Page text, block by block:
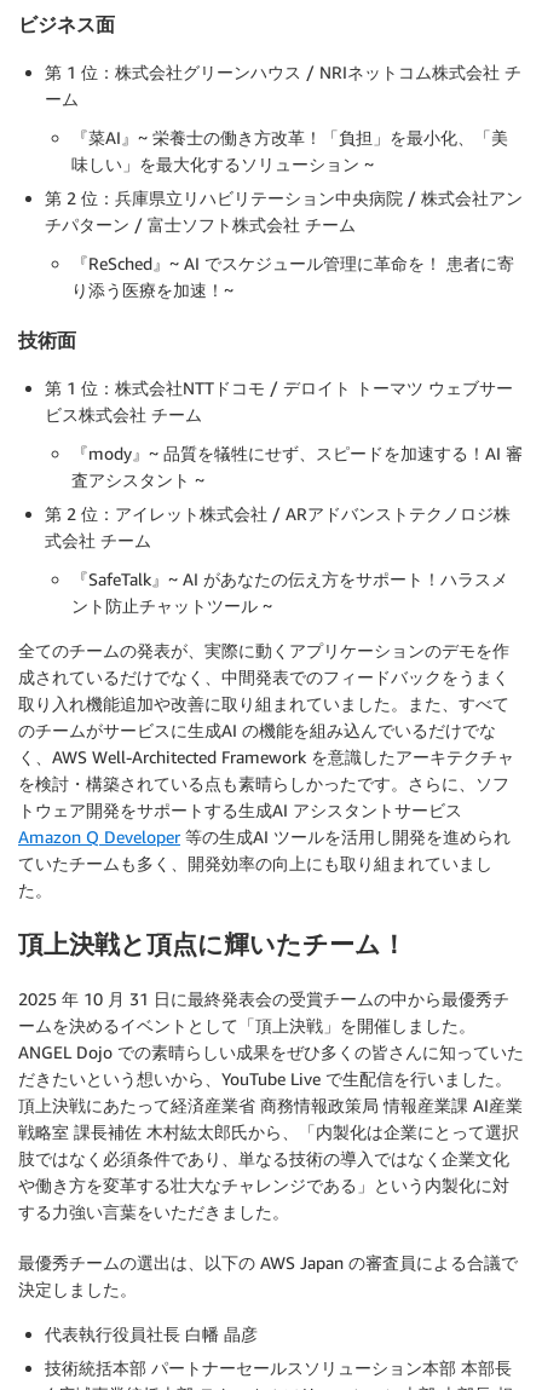
ビジネス面
第 1 位：株式会社グリーンハウス / NRIネットコム株式会社 チ
ーム
『菜AI』~ 栄養士の働き方改革！「負担」を最小化、「美
味しい」を最大化するソリューション ~
第 2 位：兵庫県立リハビリテーション中央病院 / 株式会社アン
チパターン / 富士ソフト株式会社 チーム
『ReSched』~ AI でスケジュール管理に革命を！ 患者に寄
り添う医療を加速！~
技術面
第 1 位：株式会社NTTドコモ / デロイト トーマツ ウェブサー
ビス株式会社 チーム
『mody』~ 品質を犠牲にせず、スピードを加速する！AI 審
査アシスタント ~
第 2 位：アイレット株式会社 / ARアドバンストテクノロジ株
式会社 チーム
『SafeTalk』~ AI があなたの伝え方をサポート！ハラスメ
ント防止チャットツール ~
全てのチームの発表が、実際に動くアプリケーションのデモを作
成されているだけでなく、中間発表でのフィードバックをうまく
取り入れ機能追加や改善に取り組まれていました。また、すべて
のチームがサービスに生成AI の機能を組み込んでいるだけでな
く、AWS Well-Architected Framework を意識したアーキテクチャ
を検討・構築されている点も素晴らしかったです。さらに、ソフ
トウェア開発をサポートする生成AI アシスタントサービス
Amazon Q Developer等の生成AI ツールを活用し開発を進められ
ていたチームも多く、開発効率の向上にも取り組まれていまし
た。
頂上決戦と頂点に輝いたチーム！
2025 年 10 月 31 日に最終発表会の受賞チームの中から最優秀チ
ームを決めるイベントとして「頂上決戦」を開催しました。
ANGEL Dojo での素晴らしい成果をぜひ多くの皆さんに知っていた
だきたいという想いから、YouTube Live で生配信を行いました。
頂上決戦にあたって経済産業省 商務情報政策局 情報産業課 AI産業
戦略室 課長補佐 木村紘太郎氏から、「内製化は企業にとって選択
肢ではなく必須条件であり、単なる技術の導入ではなく企業文化
や働き方を変革する壮大なチャレンジである」という内製化に対
する力強い言葉をいただきました。
最優秀チームの選出は、以下の AWS Japan の審査員による合議で
決定しました。
代表執行役員社長 白幡 晶彦
技術統括本部 パートナーセールスソリューション本部 本部長